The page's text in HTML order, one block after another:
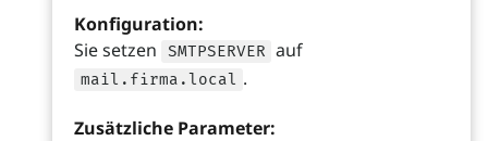
Konfiguration:
Sie setzen
SMTPSERVER auf
mail.firma.local .
Zusätzliche Parameter: